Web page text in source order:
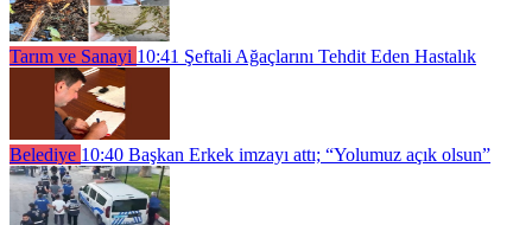
Tarım ve Sanayi 10:41 Şeftali Ağaçlarını Tehdit Eden Hastalık
Belediye 10:40 Başkan Erkek imzayı attı; “Yolumuz açık olsun”